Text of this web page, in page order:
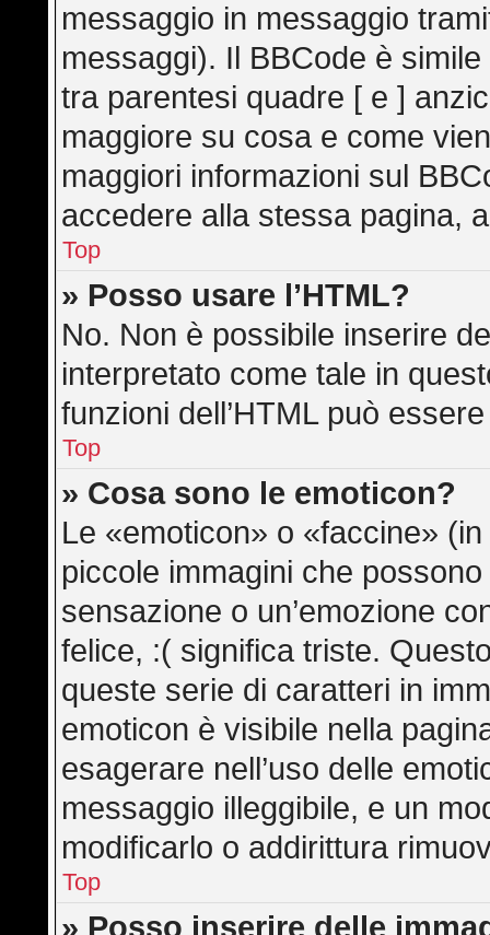
messaggio in messaggio
messaggi). Il BBCode è
tra parentesi quadre [ e ]
maggiore su cosa e come
maggiori informazioni sul
accedere alla stessa pagina,
Top
» Posso usare l’HTML?
No. Non è possibile inserire
interpretato come tale in
funzioni dell’HTML può
Top
» Cosa sono le emoticon?
Le «emoticon» o «faccine»
piccole immagini che
sensazione o un’emozione
felice, :( significa triste.
queste serie di caratteri in
emoticon è visibile nella
esagerare nell’uso delle
messaggio illeggibile, e un
modificarlo o addirittura
Top
» Posso inserire delle